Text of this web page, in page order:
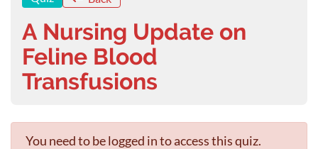
A Nursing Update on
Feline Blood
Transfusions
You need to be logged in to access this quiz.